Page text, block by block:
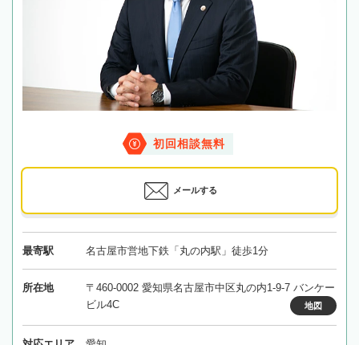
初回相談無料
メールする
最寄駅 名古屋市営地下鉄「丸の内駅」徒歩1分
所在地
〒460-0002 愛知県名古屋市中区丸の内1-9-7 バンケー
ビル4C
地図